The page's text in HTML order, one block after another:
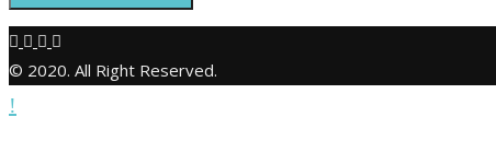
© 2020. All Right Reserved.